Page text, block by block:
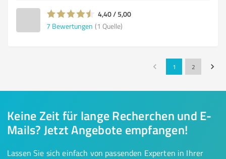
4,40 / 5,00
7 Bewertungen (1 Quelle)
1 2
Keine Zeit für lange Recherchen und E-
Mails? Jetzt Angebote empfangen!
Lassen Sie sich einfach von passenden Experten in Ihrer